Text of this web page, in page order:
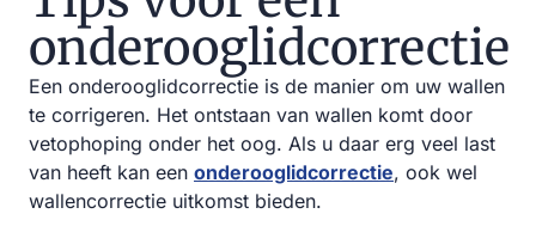
onderooglidcorrectie
Een onderooglidcorrectie is de manier om uw wallen
te corrigeren. Het ontstaan van wallen komt door
vetophoping onder het oog. Als u daar erg veel last
van heeft kan een onderooglidcorrectie, ook wel
wallencorrectie uitkomst bieden.